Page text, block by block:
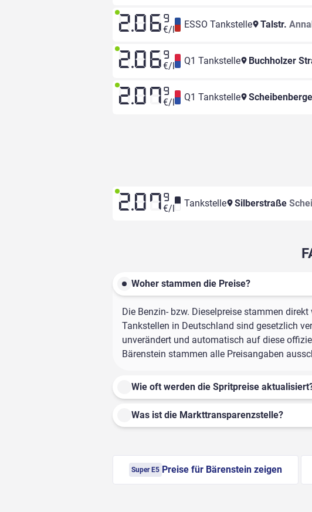
2.06 9
€/l ESSO Tankstelle Talstr.
2.06 9
€/l Q1 Tankstelle Buchholzer
2.07 9
€/l Q1 Tankstelle
2.07 9
€/l Tankstelle Silberstraße
Woher stammen die Preise?
Die Benzin- bzw. Dieselpreise stammen
Tankstellen in Deutschland sind gesetzlich
unverändert und automatisch auf diese
Bärenstein stammen alle Preisangaben
Wie oft werden die Spritpreise
Was ist die Markttransparenzstelle?
Super E5 Preise für Bärenstein zeigen